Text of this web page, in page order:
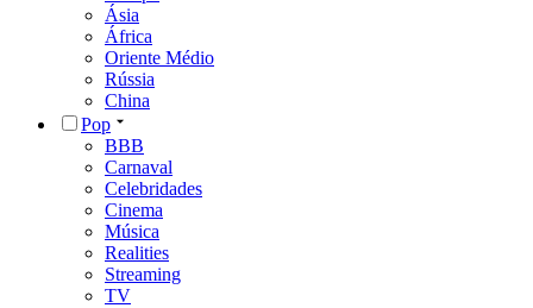
Ásia
África
Oriente Médio
Rússia
China
Pop
BBB
Carnaval
Celebridades
Cinema
Música
Realities
Streaming
TV